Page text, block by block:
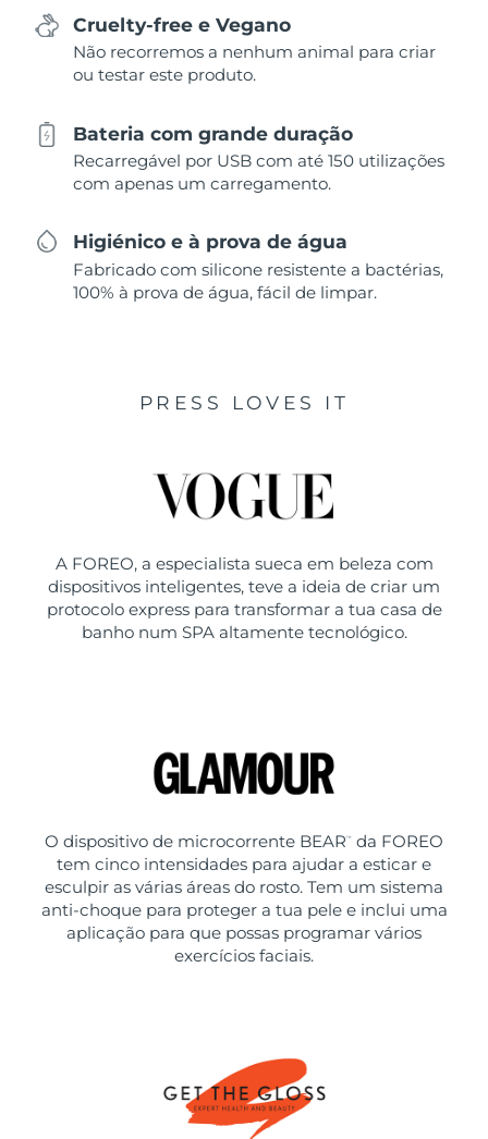
Cruelty-free e Vegano
Não recorremos a nenhum animal para criar
ou testar este produto.
Bateria com grande duração
Recarregável por USB com até 150 utilizações
com apenas um carregamento.
Higiénico e à prova de água
Fabricado com silicone resistente a bactérias,
100% à prova de água, fácil de limpar.
PRESS LOVES IT
A FOREO, a especialista sueca em beleza com
dispositivos inteligentes, teve a ideia de criar um
protocolo express para transformar a tua casa de
banho num SPA altamente tecnológico.
O dispositivo de microcorrente BEAR ™
da FOREO
tem cinco intensidades para ajudar a esticar e
esculpir as várias áreas do rosto. Tem um sistema
anti-choque para proteger a tua pele e inclui uma
aplicação para que possas programar vários
exercícios faciais.